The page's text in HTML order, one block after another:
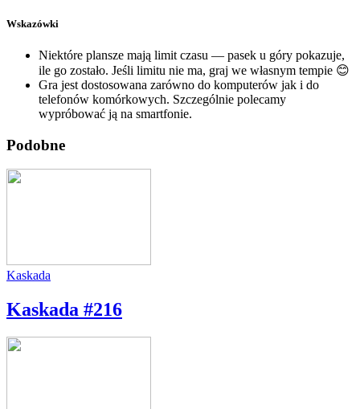
Wskazówki
Niektóre plansze mają limit czasu — pasek u góry pokazuje,
ile go zostało. Jeśli limitu nie ma, graj we własnym tempie 😊
Gra jest dostosowana zarówno do komputerów jak i do
telefonów komórkowych. Szczególnie polecamy
wypróbować ją na smartfonie.
Podobne
Kaskada
Kaskada #216